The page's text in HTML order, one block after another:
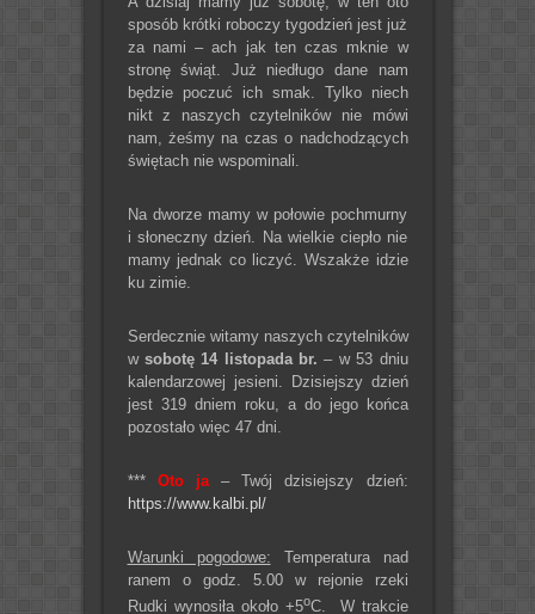
sposób krótki roboczy tygodzień jest już
za nami – ach jak ten czas mknie w
stronę świąt. Już niedługo dane nam
będzie poczuć ich smak. Tylko niech
nikt z naszych czytelników nie mówi
nam, żeśmy na czas o nadchodzących
świętach nie wspominali.
Na dworze mamy w połowie pochmurny
i słoneczny dzień. Na wielkie ciepło nie
mamy jednak co liczyć. Wszakże idzie
ku zimie.
Serdecznie witamy naszych czytelników
w sobotę 14 listopada br. – w 53 dniu
kalendarzowej jesieni. Dzisiejszy dzień
jest 319 dniem roku, a do jego końca
pozostało więc 47 dni.
*** Oto ja– Twój dzisiejszy dzień:
https://www.kalbi.pl/
Warunki pogodowe: Temperatura nad
ranem o godz. 5.00 w rejonie rzeki
Rudki wynosiła około +5oC. W trakcie